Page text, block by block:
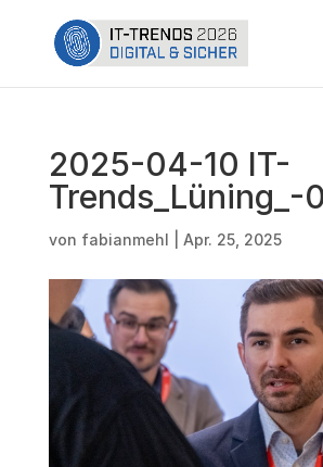
2025-04-10 IT-
Trends_Lüning_-
von fabianmehl Apr. 25, 2025